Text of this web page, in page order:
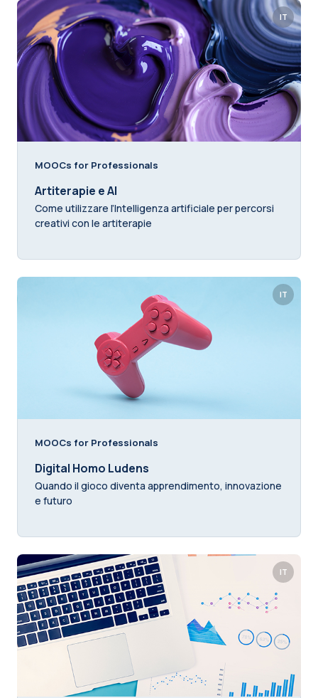
IT
MOOCs for Professionals
Artiterapie e AI
Come utilizzare l’Intelligenza artificiale per percorsi
creativi con le artiterapie
IT
MOOCs for Professionals
Digital Homo Ludens
Quando il gioco diventa apprendimento, innovazione
e futuro
IT